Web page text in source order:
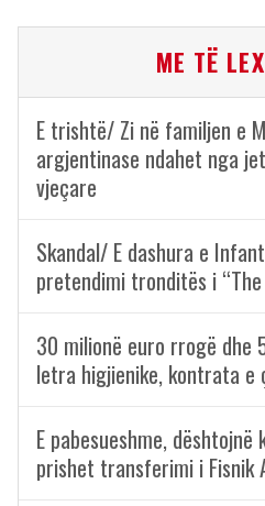
ME TË
E trishtë/ Zi në familjen e
argjentinase ndahet nga
vjeçare
Skandal/ E dashura e
pretendimi tronditës i
30 milionë euro rrogë dhe
letra higjienike, kontrata e
E pabesueshme,
prishet transferimi i Fisnik